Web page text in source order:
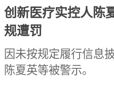
创新医疗实控人陈
规遭罚
因未按规定履行信息
陈夏英等被警示。